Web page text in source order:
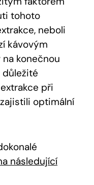
tohoto
neboli
kávovým
konečnou
důležité
při
optimální
následující